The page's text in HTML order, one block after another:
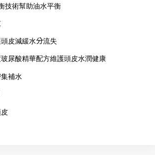
技術幫助油水平衡
皮減緩水分流失
尿酸精華配方維護頭皮水潤健康
補水